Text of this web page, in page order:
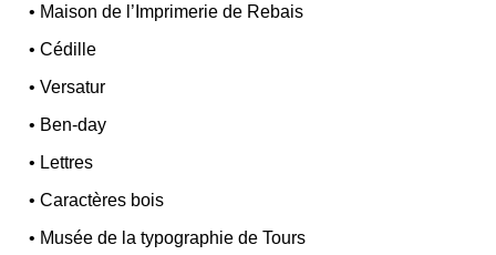
• Maison de l’Imprimerie de Rebais
•Cédille
•Versatur
• Ben-day
• Lettres
•Caractères bois
• Musée de la typographie de Tours